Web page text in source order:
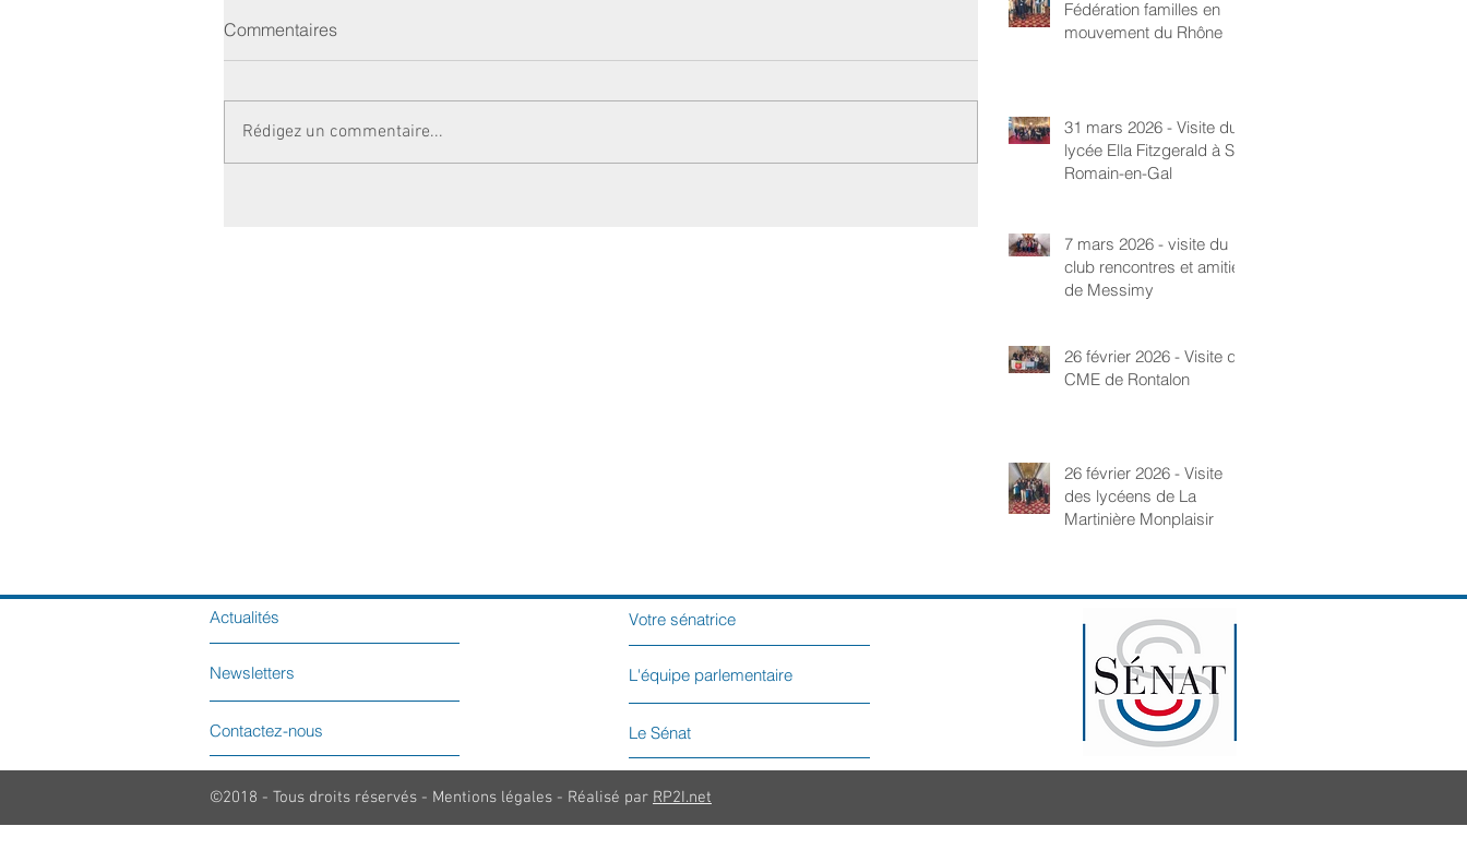
Commentaires
Rédigez un commentaire...
Fédération familles en
mouvement du Rhône
31 mars 2026 - Visite du
lycée Ella Fitzgerald à St-
Romain-en-Gal
7 mars 2026 - visite du
club rencontres et amitié
de Messimy
26 février 2026 - Visite du
CME de Rontalon
26 février 2026 - Visite
des lycéens de La
Martinière Monplaisir
Actualités
Newsletters
Contactez-nous
Votre sénatrice
L'équipe parlementaire
Le Sénat
©2018 - Tous droits réservés - Mentions légales - Réalisé par RP2I.net